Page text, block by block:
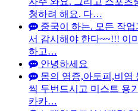
청하려 해요. 다…
중국이 하는. 모든 작
서 감시해야 한다~~!!! 이
하고…
안녕하세요
몸의 염증,아토피,비염
씩 두번드시고 미스트 용
카카…